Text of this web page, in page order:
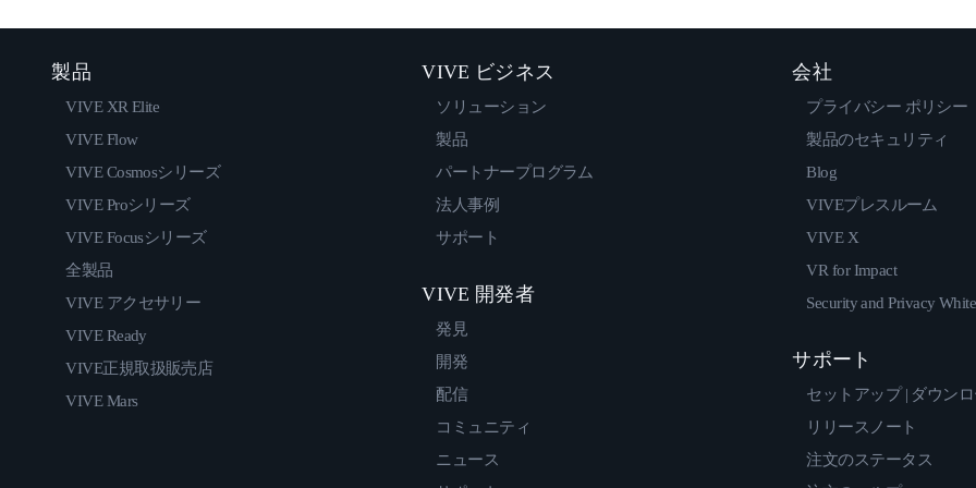
製品
VIVE XR Elite
VIVE Flow
VIVE Cosmosシリーズ
VIVE Proシリーズ
VIVE Focusシリーズ
全製品
VIVE アクセサリー
VIVE Ready
VIVE正規取扱販売店
VIVE Mars
VIVE ビジネス
ソリューション
製品
パートナープログラム
法人事例
サポート
VIVE 開発者
発見
開発
配信
コミュニティ
ニュース
会社
プライバシー ポリシー
製品のセキュリティ
Blog
VIVEプレスルーム
VIVE X
VR for Impact
Security and Privacy
サポート
セットアップ | ダウン
リリースノート
注文のステータス